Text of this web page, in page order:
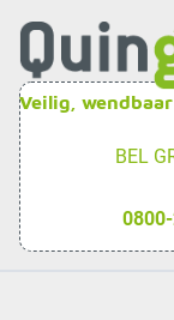
Veilig,
BEL